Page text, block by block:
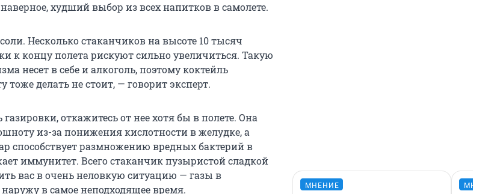
худший выбор из всех напитков в самолете.
Несколько стаканчиков на высоте 10 тысяч
к концу полета рискуют сильно увеличиться. Такую
несет в себе и алкоголь, поэтому коктейль
тоже делать не стоит, — говорит эксперт.
откажитесь от нее хотя бы в полете. Она
из-за понижения кислотности в желудке, а
способствует размножению вредных бактерий в
иммунитет. Всего стаканчик пузыристой сладкой
вас в очень неловкую ситуацию — газы в
в самое неподходящее время.
МНЕНИЕ